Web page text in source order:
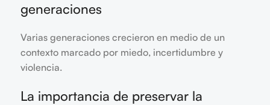
generaciones
Varias generaciones crecieron en medio de un
contexto marcado por miedo, incertidumbre y
violencia.
La importancia de preservar la